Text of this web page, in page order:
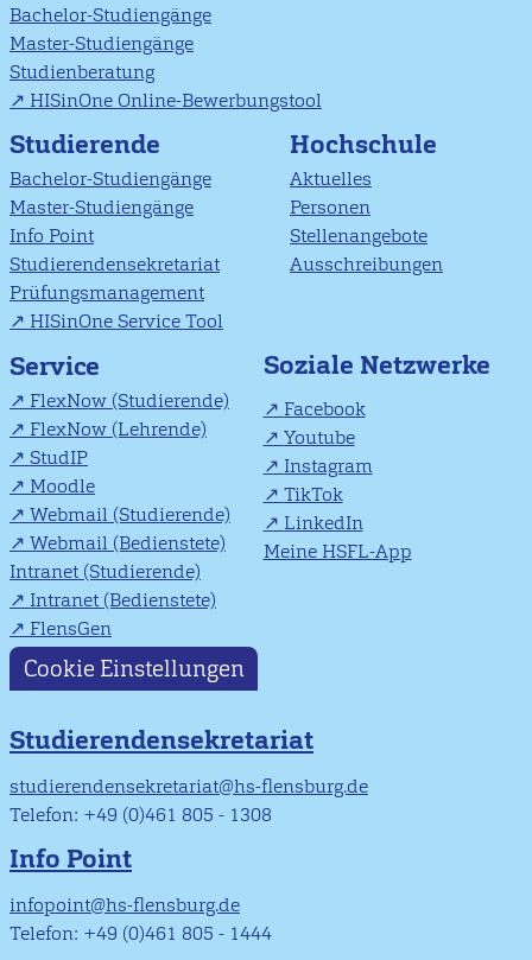
Bachelor-Studiengänge
Master-Studiengänge
Studienberatung
HISinOne Online-Bewerbungstool
Studierende
Bachelor-Studiengänge
Master-Studiengänge
Info Point
Studierendensekretariat
Prüfungsmanagement
HISinOne Service Tool
Hochschule
Aktuelles
Personen
Stellenangebote
Ausschreibungen
Service
FlexNow (Studierende)
FlexNow (Lehrende)
StudIP
Moodle
Webmail (Studierende)
Webmail (Bedienstete)
Intranet (Studierende)
Intranet (Bedienstete)
FlensGen
Soziale Netzwerke
Facebook
Youtube
Instagram
TikTok
LinkedIn
Meine HSFL-App
Cookie Einstellungen
Studierendensekretariat
studierendensekretariat@hs-flensburg.de
Telefon: +49 (0)461 805 - 1308
Info Point
infopoint@hs-flensburg.de
Telefon: +49 (0)461 805 - 1444